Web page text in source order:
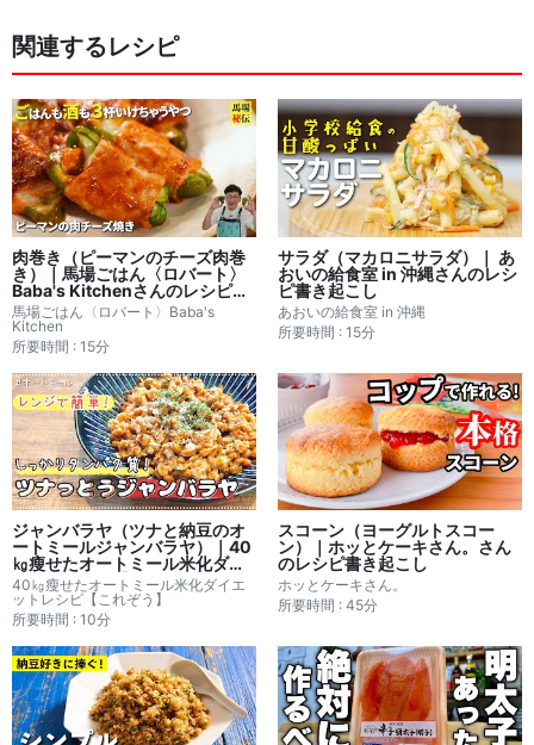
関連するレシピ
肉巻き（ピーマンのチーズ肉巻
き）｜馬場ごはん〈ロバート〉
Baba's Kitchenさんのレシピ書
き起こし
馬場ごはん〈ロバート〉Baba's
Kitchen
所要時間 : 15分
サラダ（マカロニサラダ）｜ あ
おいの給食室 in 沖縄さんのレシ
ピ書き起こし
あおいの給食室 in 沖縄
所要時間 : 15分
ジャンバラヤ（ツナと納豆のオ
ートミールジャンバラヤ）｜40
㎏瘦せたオートミール米化ダイ
エットレシピ【これぞう】さん
のレシピ書き起こし
40㎏瘦せたオートミール米化ダイエ
ットレシピ【これぞう】
所要時間 : 10分
スコーン（ヨーグルトスコー
ン）｜ホッとケーキさん。さん
のレシピ書き起こし
ホッとケーキさん。
所要時間 : 45分